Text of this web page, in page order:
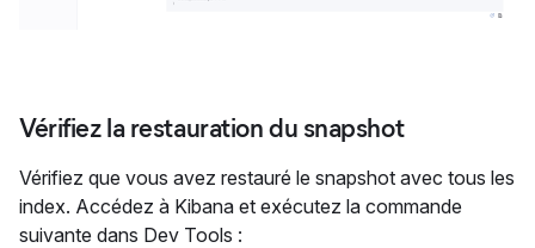
Vérifiez la restauration du snapshot
Vérifiez que vous avez restauré le snapshot avec tous les
index. Accédez à Kibana et exécutez la commande
suivante dans Dev Tools :